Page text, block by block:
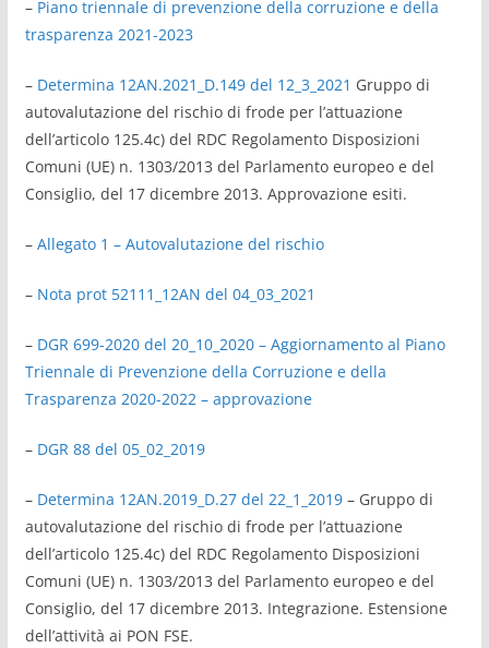
– Piano triennale di prevenzione della corruzione e della
trasparenza 2021-2023
– Determina 12AN.2021_D.149 del 12_3_2021 Gruppo di
autovalutazione del rischio di frode per l’attuazione
dell’articolo 125.4c) del RDC Regolamento Disposizioni
Comuni (UE) n. 1303/2013 del Parlamento europeo e del
Consiglio, del 17 dicembre 2013. Approvazione esiti.
– Allegato 1 – Autovalutazione del rischio
– Nota prot 52111_12AN del 04_03_2021
– DGR 699-2020 del 20_10_2020 – Aggiornamento al Piano
Triennale di Prevenzione della Corruzione e della
Trasparenza 2020-2022 – approvazione
– DGR 88 del 05_02_2019
– Determina 12AN.2019_D.27 del 22_1_2019– Gruppo di
autovalutazione del rischio di frode per l’attuazione
dell’articolo 125.4c) del RDC Regolamento Disposizioni
Comuni (UE) n. 1303/2013 del Parlamento europeo e del
Consiglio, del 17 dicembre 2013. Integrazione. Estensione
dell’attività ai PON FSE.